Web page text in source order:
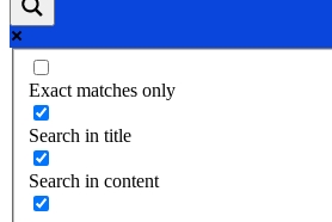
Exact matches only
Search in title
Search in content